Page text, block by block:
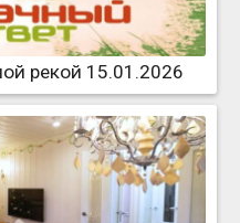
рекой 15.01.2026